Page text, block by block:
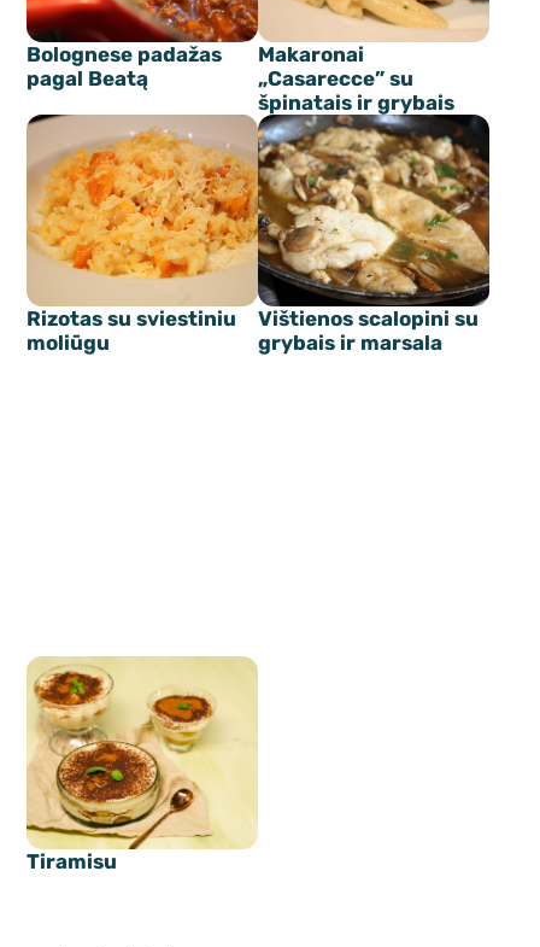
Bolognese padažas
pagal Beatą
Makaronai
„Casarecce” su
špinatais ir grybais
Rizotas su sviestiniu
moliūgu
Vištienos scalopini su
grybais ir marsala
Tiramisu